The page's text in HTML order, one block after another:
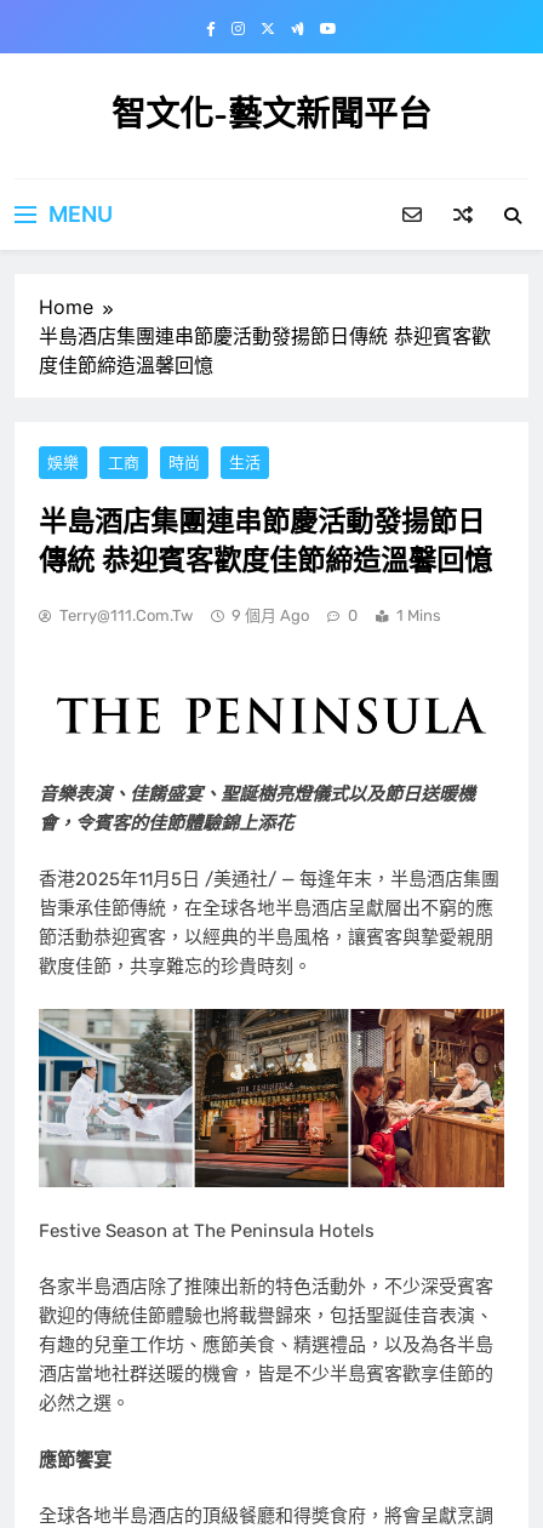
智文化-藝文新聞平台
MENU
Home
半島酒店集團連串節慶活動發揚節日傳統 恭迎賓客歡
度佳節締造溫馨回憶
娛樂 工商 時尚 生活
半島酒店集團連串節慶活動發揚節日
傳統 恭迎賓客歡度佳節締造溫馨回憶
Terry@111.com.tw 9 個月 Ago 0 1 Mins
音樂表演、佳餚盛宴、聖誕樹亮燈儀式以及節日送暖機
會，令賓客的佳節體驗錦上添花
香港2025年11月5日 /美通社/ — 每逢年末，半島酒店集團
皆秉承佳節傳統，在全球各地半島酒店呈獻層出不窮的應
節活動恭迎賓客，以經典的半島風格，讓賓客與摯愛親朋
歡度佳節，共享難忘的珍貴時刻。
Festive Season at The Peninsula Hotels
各家半島酒店除了推陳出新的特色活動外，不少深受賓客
歡迎的傳統佳節體驗也將載譽歸來，包括聖誕佳音表演、
有趣的兒童工作坊、應節美食、精選禮品，以及為各半島
酒店當地社群送暖的機會，皆是不少半島賓客歡享佳節的
必然之選。
應節饗宴
全球各地半島酒店的頂級餐廳和得奬食府，將會呈獻烹調